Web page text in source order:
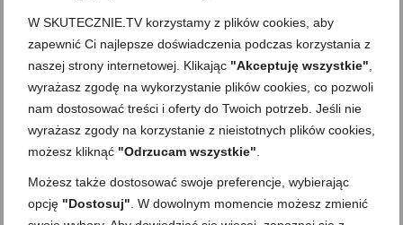
W SKUTECZNIE.TV korzystamy z plików cookies, aby
zapewnić Ci najlepsze doświadczenia podczas korzystania z
naszej strony internetowej. Klikając "Akceptuję wszystkie"
wyrażasz zgodę na wykorzystanie plików cookies, co pozwoli
nam dostosować treści i oferty do Twoich potrzeb. Jeśli nie
wyrażasz zgody na korzystanie z nieistotnych plików cookies,
możesz kliknąć "Odrzucam wszystkie"
Możesz także dostosować swoje preferencje, wybierając
opcję "Dostosuj" . W dowolnym momencie możesz zmienić
Ciasto kawowe z jogurtowym lukrem
on21 KWIETNIA 2013 z15 KOMENTARZY